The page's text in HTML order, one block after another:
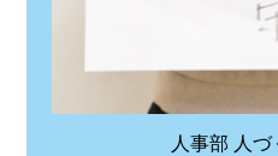
人事部 人